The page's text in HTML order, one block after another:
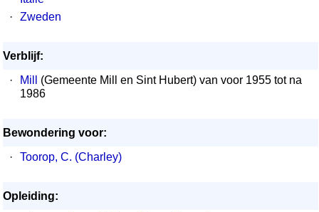
·
Zweden
Verblijf:
·
Mill
(Gemeente Mill en Sint Hubert) van voor 1955 tot na
1986
Bewondering voor:
·
Toorop, C. (Charley)
Opleiding: